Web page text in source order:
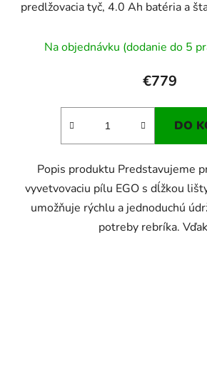
predlžovacia tyč, 4.0 Ah batéria a
Na objednávku (dodanie do 5
€779
DO
Popis produktu Predstavujeme
vyvetvovaciu pílu EGO s dĺžkou
umožňuje rýchlu a jednoduchú
potreby rebríka.